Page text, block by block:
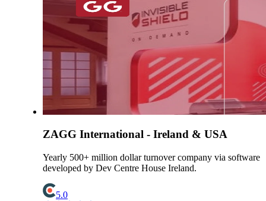
ZAGG International - Ireland & USA
Yearly 500+ million dollar turnover company via software
developed by Dev Centre House Ireland.
5.0